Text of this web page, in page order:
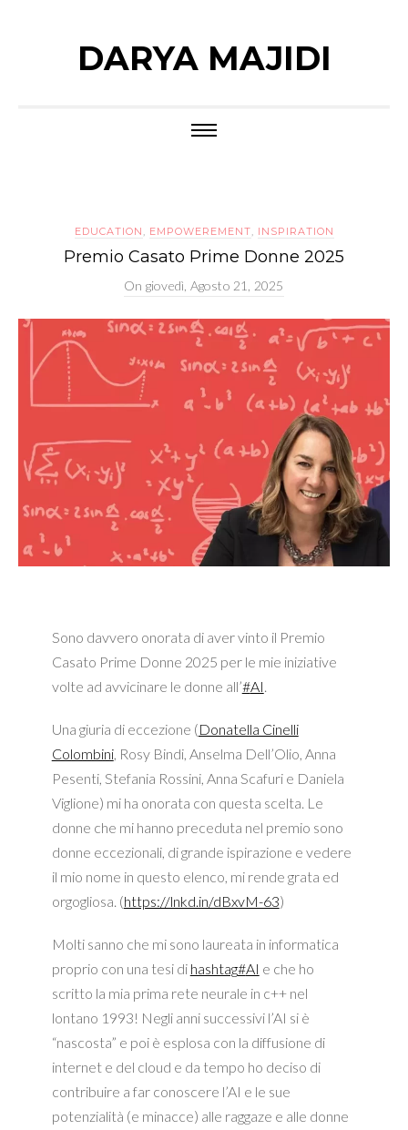
DARYA MAJIDI
EDUCATION , EMPOWEREMENT, INSPIRATION
Premio Casato Prime Donne 2025
On giovedì, Agosto 21, 2025
Sono davvero onorata di aver vinto il Premio
Casato Prime Donne 2025 per le mie iniziative
volte ad avvicinare le donne all’#AI.
Una giuria di eccezione (Donatella Cinelli
Colombini, Rosy Bindi, Anselma Dell’Olio, Anna
Pesenti, Stefania Rossini, Anna Scafuri e Daniela
Viglione) mi ha onorata con questa scelta. Le
donne che mi hanno preceduta nel premio sono
donne eccezionali, di grande ispirazione e vedere
il mio nome in questo elenco, mi rende grata ed
orgogliosa. (https://lnkd.in/dBxvM-63)
Molti sanno che mi sono laureata in informatica
proprio con una tesi di hashtag#AI e che ho
scritto la mia prima rete neurale in c++ nel
lontano 1993! Negli anni successivi l’AI si è
“nascosta” e poi è esplosa con la diffusione di
internet e del cloud e da tempo ho deciso di
contribuire a far conoscere l’AI e le sue
potenzialità (e minacce) alle raggaze e alle donne